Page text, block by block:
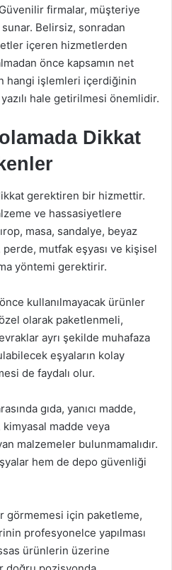
firmalar, müşteriye
sunar. Belirsiz, sonradan
içeren hizmetlerden
önce kapsamın net
hangi işlemleri içerdiğinin
hale getirilmesi önemlidir.
Dikkat
gerektiren bir hizmettir.
ve hassasiyetlere
masa, sandalye, beyaz
mutfak eşyası ve kişisel
yöntemi gerektirir.
kullanılmayacak ürünler
olarak paketlenmeli,
ayrı şekilde muhafaza
eşyaların kolay
de faydalı olur.
gıda, yanıcı madde,
madde veya
malzemeler bulunmamalıdır.
hem de depo güvenliği
görmemesi için paketleme,
profesyonelce yapılması
ürünlerin üzerine